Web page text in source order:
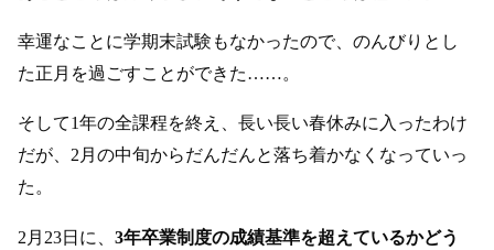
幸運なことに学期末試験もなかったので、のんびりとし
た正月を過ごすことができた……。
そして1年の全課程を終え、長い長い春休みに入ったわけ
だが、2月の中旬からだんだんと落ち着かなくなっていっ
た。
2月23日に、3年卒業制度の成績基準を超えているかどう